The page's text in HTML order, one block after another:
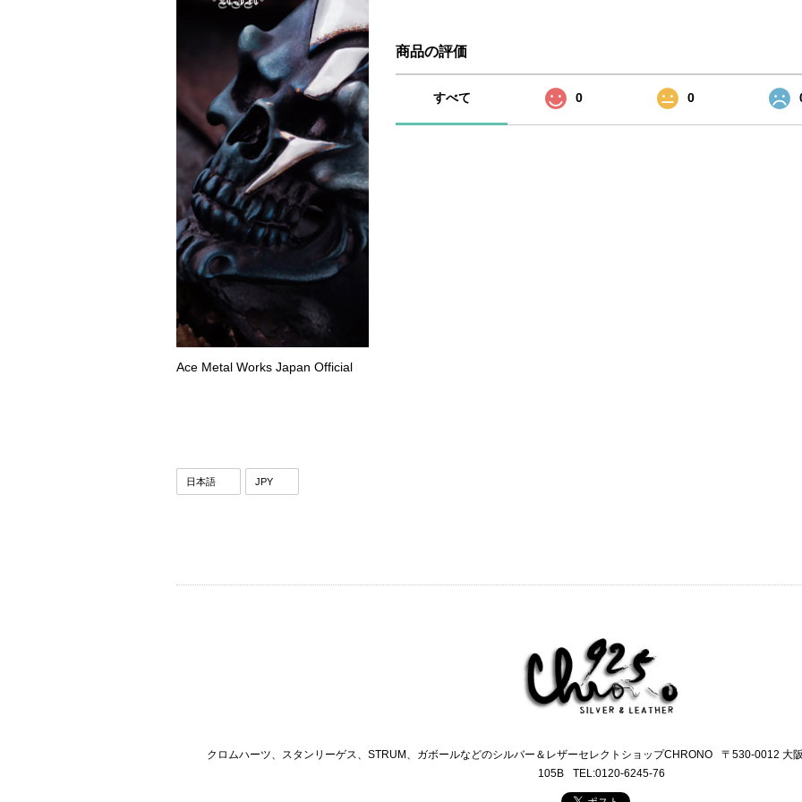
商品の評価
すべて 0 0
Ace Metal Works Japan Official
クロムハーツ、スタンリーゲス、STRUM、ガボールなどのシルバー＆レザーセレクトショップCHRONO
〒530-0012 大
105B
TEL:0120-6245-76